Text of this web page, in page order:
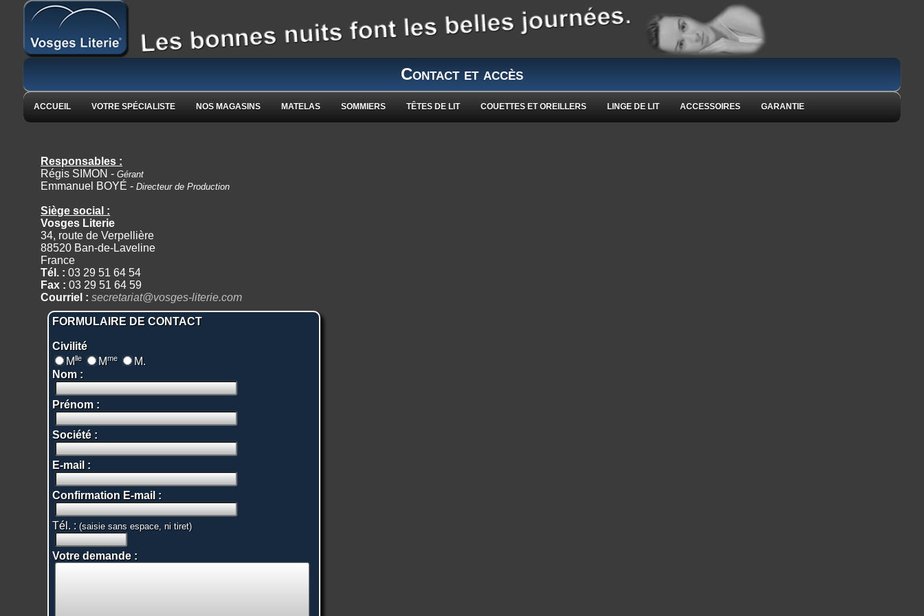
ACCUEIL VOTRE SPÉCIALISTE NOS MAGASINS MATELAS SOMMIERS TÊTES DE LIT COUETTES ET OREILLERS LINGE DE LIT ACCESSOIRES GARANTIE
Votre spécialiste du couchage depuis 1990
Contact et accès
Responsables :
Régis SIMON -Gérant
Emmanuel BOYÉ -Directeur de Production
Siège social :
Vosges Literie
34, route de Verpellière
88520 Ban-de-Laveline
France
Tél. : 03 29 51 64 54
Fax : 03 29 51 64 59
Courriel : secretariat@vosges-literie.com
FORMULAIRE DE CONTACT
Civilité
Mlle Mme
M.
Nom :
Prénom :
Société :
E-mail :
Confirmation E-mail :
Tél. :(saisie sans espace, ni tiret)
Votre demande :